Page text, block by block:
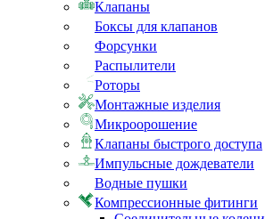
Клапаны
Боксы для клапанов
Форсунки
Распылители
Роторы
Монтажные изделия
Микроорошение
Клапаны быстрого доступа
Импульсные дождеватели
Водные пушки
Компрессионные фитинги